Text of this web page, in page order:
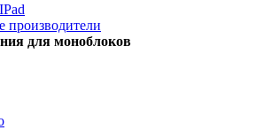
производители
для моноблоков